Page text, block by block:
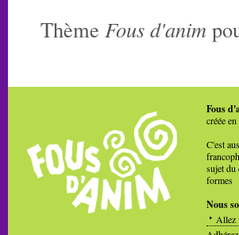
Thème Fous d'anim
Fous
créée
C'est
sujet du
formes
Nous
Allez